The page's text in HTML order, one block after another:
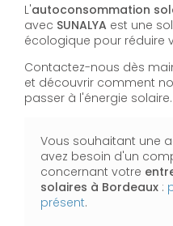
L'autoconsommation
avec SUNALYA est une
écologique pour réduire
Contactez-nous dès
et découvrir comment
passer à l'énergie solaire.
Vous souhaitant une
avez besoin d'un
concernant votre
solaires à Bordeaux :
présent.